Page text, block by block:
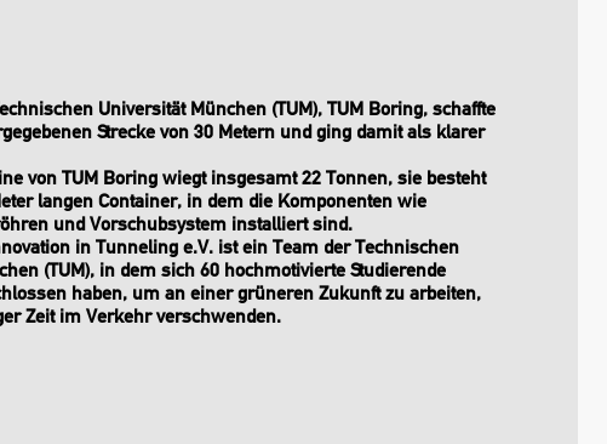
Universität München (TUM), TUM Boring, schaffte
Strecke von 30 Metern und ging damit als klarer
von TUM Boring wiegt insgesamt 22 Tonnen, sie besteht
langen Container, in dem die Komponenten wie
und Vorschubsystem installiert sind.
in Tunneling e.V. ist ein Team der Technischen
(TUM), in dem sich 60 hochmotivierte Studierende
haben, um an einer grüneren Zukunft zu arbeiten,
Zeit im Verkehr verschwenden.